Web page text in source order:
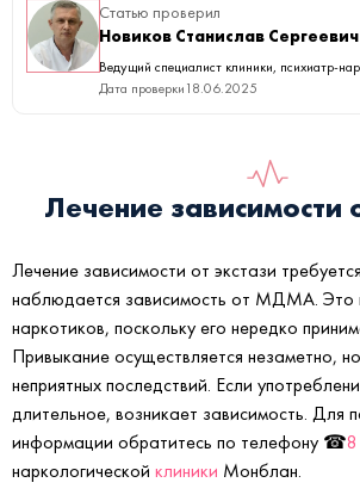
Статью проверил
Новиков Станислав Сергеевич
Ведущий специалист клиники, психиатр-
Дата проверки 18.06.2025
Лечение зависимости
Лечение зависимости от экстази
наблюдается зависимость от МДМА. Это
наркотиков, поскольку его нередко
Привыкание осуществляется незаметно,
неприятных последствий. Если
длительное, возникает зависимость. Для
информации обратитесь по телефону ☎
наркологической клиники Монблан.